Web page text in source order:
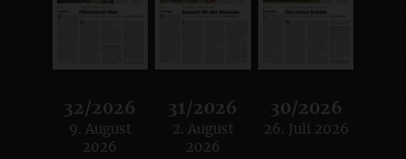
32/2026
:
9. August
2026
31/2026
:
2. August
2026
30/2026
:
26. Juli 2026